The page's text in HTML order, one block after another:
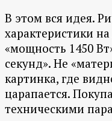
В этом вся идея.
характеристики
«мощность 1450
секунд». Не
картинка, где
царапается.
техническими